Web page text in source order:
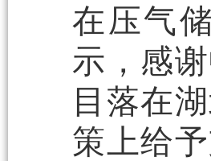
在压气
示，感
目落在
策上给